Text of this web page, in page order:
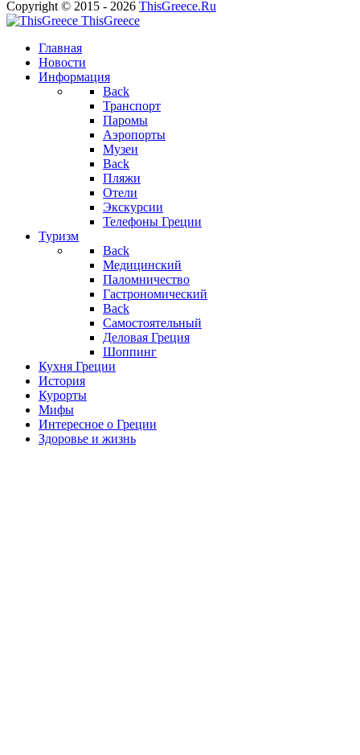
Copyright © 2015 - 2026 ThisGreece.Ru
ThisGreece
Главная
Новости
Информация
Back
Транспорт
Паромы
Аэропорты
Музеи
Back
Пляжи
Отели
Экскурсии
Телефоны Греции
Туризм
Back
Медицинский
Паломничество
Гастрономический
Back
Самостоятельный
Деловая Греция
Шоппинг
Кухня Греции
История
Курорты
Мифы
Интересное о Греции
Здоровье и жизнь